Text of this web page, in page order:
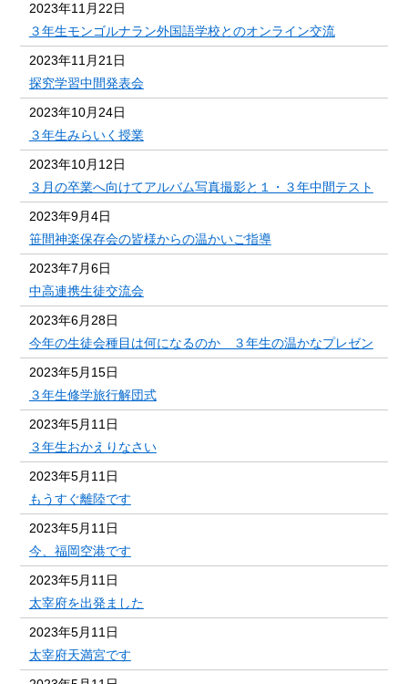
2023年11月22日
３年生モンゴルナラン外国語学校とのオンライン交流
2023年11月21日
探究学習中間発表会
2023年10月24日
３年生みらいく授業
2023年10月12日
３月の卒業へ向けてアルバム写真撮影と１・３年中間テスト
2023年9月4日
笹間神楽保存会の皆様からの温かいご指導
2023年7月6日
中高連携生徒交流会
2023年6月28日
今年の生徒会種目は何になるのか ３年生の温かなプレゼン
2023年5月15日
３年生修学旅行解団式
2023年5月11日
３年生おかえりなさい
2023年5月11日
もうすぐ離陸です
2023年5月11日
今、福岡空港です
2023年5月11日
太宰府を出発ました
2023年5月11日
太宰府天満宮です